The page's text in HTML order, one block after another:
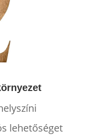
lehetőséget